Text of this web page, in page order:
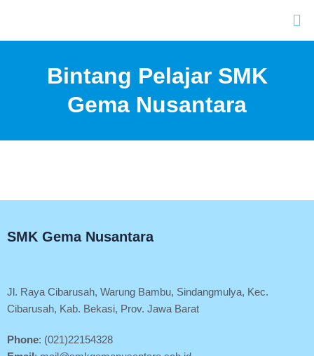
konten
Bintang Pelajar SMK
Gema Nusantara
SMK Gema Nusantara
Jl. Raya Cibarusah, Warung Bambu, Sindangmulya, Kec.
Cibarusah, Kab. Bekasi, Prov. Jawa Barat
Phone: (021)22154328